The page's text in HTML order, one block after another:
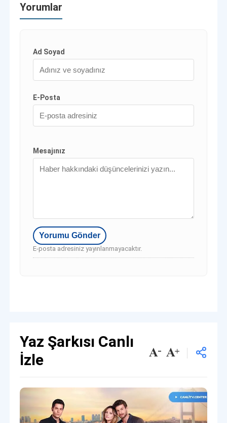
Yorumlar
Ad Soyad
E-Posta
Mesajınız
E-posta adresiniz yayınlanmayacaktır.
Yaz Şarkısı Canlı
İzle